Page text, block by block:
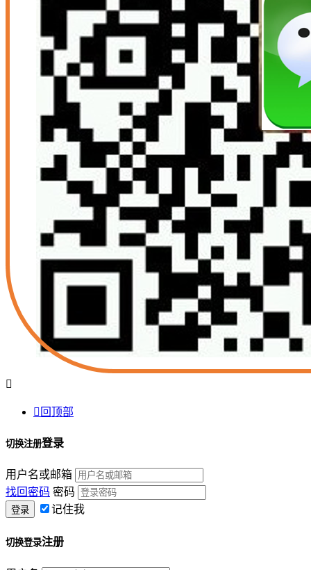

 回顶部
切换注册登录
用户名或邮箱
找回密码 密码
记住我
切换登录注册